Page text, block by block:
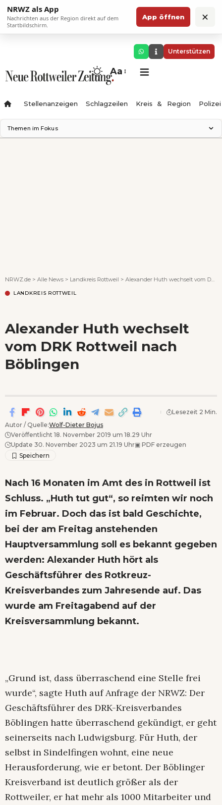
NRWZ als App
Nachrichten aus der Region direkt auf dem
Startbildschirm.
App öffnen ×
Unterstützen
Aa
Stellenanzeigen Schlagzeilen Kreis & Region Polizei
Themen im Fokus
NRWZ.de > Alle News > Landkreis Rottweil > Alexander Huth wechselt vom DRK Rottweil nach Böblingen
LANDKREIS ROTTWEIL
Alexander Huth wechselt
vom DRK Rottweil nach
Böblingen
Autor / Quelle:Wolf-Dieter Bojus
Veröffentlicht 18. November 2019 um 18.29 Uhr
Update 30. November 2023 um 21.19 Uhr▣ PDF erzeugen
Lesezeit 2 Min.
Nach 16 Monaten im Amt des in Rottweil ist
Schluss. „Huth tut gut“, so reimten wir noch
im Februar. Doch das ist bald Geschichte,
bei der am Freitag anstehenden
Hauptversammlung soll es bekannt gegeben
werden: Alexander Huth hört als
Geschäftsführer des Rotkreuz-
Kreisverbandes zum Jahresende auf. Das
wurde am Freitagabend auf der
Kreisversammlung bekannt.
„Grund ist, dass überraschend eine Stelle frei
wurde“, sagte Huth auf Anfrage der NRWZ: Der
Geschäftsführer des DRK-Kreisverbandes
Böblingen hatte überraschend gekündigt, er geht
seinerseits nach Ludwigsburg. Für Huth, der
selbst in Sindelfingen wohnt, eine neue
Herausforderung, wie er betont. Der Böblinger
Kreisverband ist deutlich größer als der
Rottweiler, er hat mehr als 1000 Mitarbeiter und